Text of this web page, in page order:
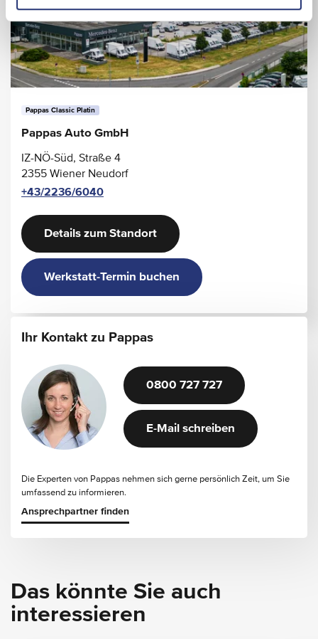
Pappas Classic Platin
Pappas Auto GmbH
IZ-NÖ-Süd, Straße 4
2355 Wiener Neudorf
+43/2236/6040
Details zum Standort
Werkstatt-Termin buchen
Ihr Kontakt zu Pappas
0800 727 727
E-Mail schreiben
Die Experten von Pappas nehmen sich gerne persönlich Zeit, um Sie
umfassend zu informieren.
Ansprechpartner finden
Das könnte Sie auch
interessieren